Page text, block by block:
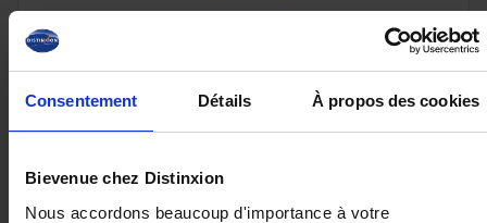
Consentement Détails À propos des cookies
Bievenue chez Distinxion
Nous accordons beaucoup d'importance à votre